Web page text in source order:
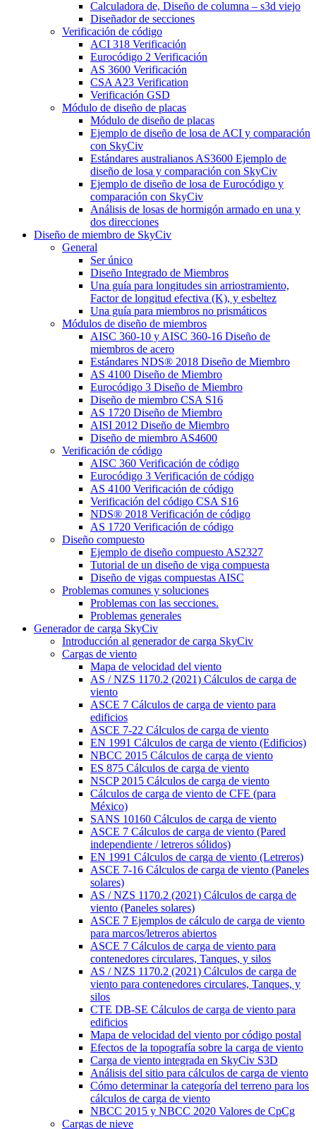
Calculadora de, Diseño de columna – s3d viejo
Diseñador de secciones
Verificación de código
ACI 318 Verificación
Eurocódigo 2 Verificación
AS 3600 Verificación
CSA A23 Verification
Verificación GSD
Módulo de diseño de placas
Módulo de diseño de placas
Ejemplo de diseño de losa de ACI y comparación
con SkyCiv
Estándares australianos AS3600 Ejemplo de
diseño de losa y comparación con SkyCiv
Ejemplo de diseño de losa de Eurocódigo y
comparación con SkyCiv
Análisis de losas de hormigón armado en una y
dos direcciones
Diseño de miembro de SkyCiv
General
Ser único
Diseño Integrado de Miembros
Una guía para longitudes sin arriostramiento,
Factor de longitud efectiva (K), y esbeltez
Una guía para miembros no prismáticos
Módulos de diseño de miembros
AISC 360-10 y AISC 360-16 Diseño de
miembros de acero
Estándares NDS® 2018 Diseño de Miembro
AS 4100 Diseño de Miembro
Eurocódigo 3 Diseño de Miembro
Diseño de miembro CSA S16
AS 1720 Diseño de Miembro
AISI 2012 Diseño de Miembro
Diseño de miembro AS4600
Verificación de código
AISC 360 Verificación de código
Eurocódigo 3 Verificación de código
AS 4100 Verificación de código
Verificación del código CSA S16
NDS® 2018 Verificación de código
AS 1720 Verificación de código
Diseño compuesto
Ejemplo de diseño compuesto AS2327
Tutorial de un diseño de viga compuesta
Diseño de vigas compuestas AISC
Problemas comunes y soluciones
Problemas con las secciones.
Problemas generales
Generador de carga SkyCiv
Introducción al generador de carga SkyCiv
Cargas de viento
Mapa de velocidad del viento
AS / NZS 1170.2 (2021) Cálculos de carga de
viento
ASCE 7 Cálculos de carga de viento para
edificios
ASCE 7-22 Cálculos de carga de viento
EN 1991 Cálculos de carga de viento (Edificios)
NBCC 2015 Cálculos de carga de viento
ES 875 Cálculos de carga de viento
NSCP 2015 Cálculos de carga de viento
Cálculos de carga de viento de CFE (para
México)
SANS 10160 Cálculos de carga de viento
ASCE 7 Cálculos de carga de viento (Pared
independiente / letreros sólidos)
EN 1991 Cálculos de carga de viento (Letreros)
ASCE 7-16 Cálculos de carga de viento (Paneles
solares)
AS / NZS 1170.2 (2021) Cálculos de carga de
viento (Paneles solares)
ASCE 7 Ejemplos de cálculo de carga de viento
para marcos/letreros abiertos
ASCE 7 Cálculos de carga de viento para
contenedores circulares, Tanques, y silos
AS / NZS 1170.2 (2021) Cálculos de carga de
viento para contenedores circulares, Tanques, y
silos
CTE DB-SE Cálculos de carga de viento para
edificios
Mapa de velocidad del viento por código postal
Efectos de la topografía sobre la carga de viento
Carga de viento integrada en SkyCiv S3D
Análisis del sitio para cálculos de carga de viento
Cómo determinar la categoría del terreno para los
cálculos de carga de viento
NBCC 2015 y NBCC 2020 Valores de CpCg
Cargas de nieve